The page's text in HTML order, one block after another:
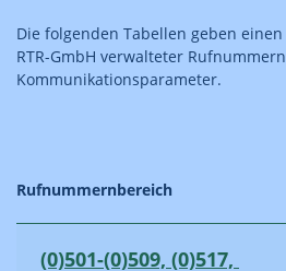
Die folgenden Tabellen geben
RTR-GmbH verwalteter
Kommunikationsparameter.
Rufnummernbereich
(0)501-(0)509, (0)517,